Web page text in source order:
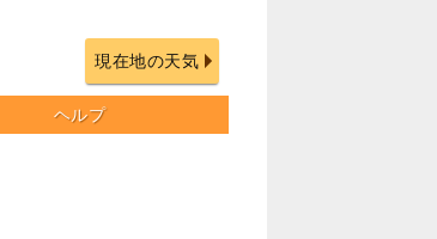
現在地の天気
ヘルプ